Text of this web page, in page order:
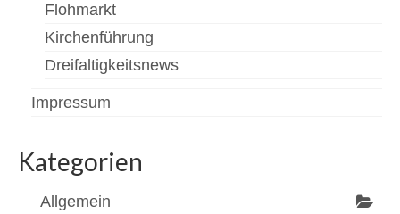
Flohmarkt
Kirchenführung
Dreifaltigkeitsnews
Impressum
Kategorien
Allgemein